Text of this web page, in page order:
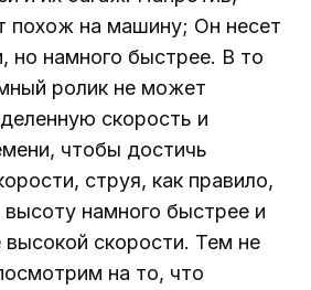
похож на машину; Он несет
но намного быстрее. В то
ролик не может
скорость и
чтобы достичь
струя, как правило,
намного быстрее и
высокой скорости. Тем не
на то, что